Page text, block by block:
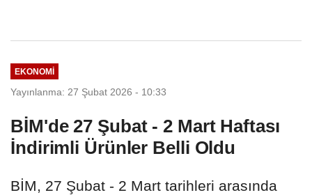
EKONOMI
Yayınlanma: 27 Şubat 2026 - 10:33
BİM'de 27 Şubat - 2 Mart Haftası
İndirimli Ürünler Belli Oldu
BİM, 27 Şubat - 2 Mart tarihleri arasında